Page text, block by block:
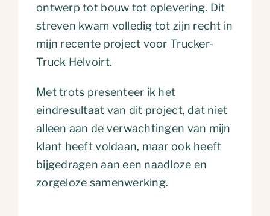
ontwerp tot bouw tot oplevering. Dit
streven kwam volledig tot zijn recht in
mijn recente project voor Trucker-
Truck Helvoirt.
Met trots presenteer ik het
eindresultaat van dit project, dat niet
alleen aan de verwachtingen van mijn
klant heeft voldaan, maar ook heeft
bijgedragen aan een naadloze en
zorgeloze samenwerking.